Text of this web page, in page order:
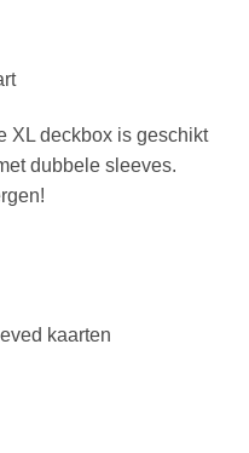
XL deckbox is geschikt
dubbele sleeves.
kaarten